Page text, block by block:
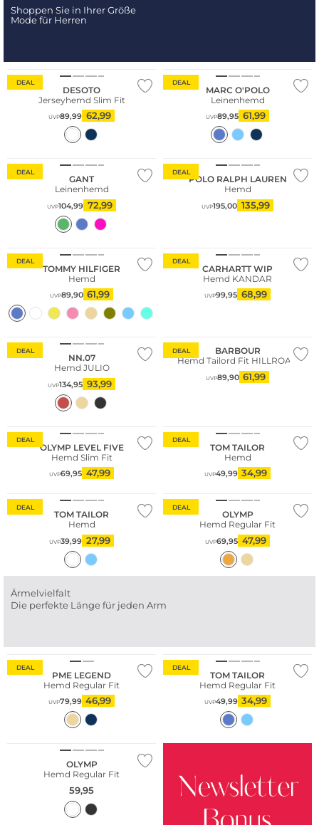
Shoppen Sie in Ihrer Größe
Mode für Herren
DEAL
DESOTO
Jerseyhemd Slim Fit
UVP89,99 62,99
DEAL
MARC O'POLO
Leinenhemd
UVP89,95 61,99
DEAL
GANT
Leinenhemd
UVP104,99 72,99
DEAL
POLO RALPH LAUREN
Hemd
UVP195,00 135,99
DEAL
TOMMY HILFIGER
Hemd
UVP89,90 61,99
DEAL
CARHARTT WIP
Hemd KANDAR
UVP99,95 68,99
DEAL
NN.07
Hemd JULIO
UVP134,95 93,99
DEAL
BARBOUR
Hemd Tailord Fit HILLROAD
UVP89,90 61,99
DEAL
OLYMP LEVEL FIVE
Hemd Slim Fit
UVP69,95 47,99
DEAL
TOM TAILOR
Hemd
UVP49,99 34,99
DEAL
TOM TAILOR
Hemd
UVP39,99 27,99
DEAL
OLYMP
Hemd Regular Fit
UVP69,95 47,99
Ärmelvielfalt
Die perfekte Länge für jeden Arm
DEAL
PME LEGEND
Hemd Regular Fit
UVP79,99 46,99
DEAL
TOM TAILOR
Hemd Regular Fit
UVP49,99 34,99
OLYMP
Hemd Regular Fit
59,95